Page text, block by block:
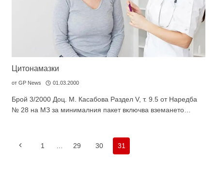
Цитонамазки
от GP News 01.03.2000
Брой 3/2000 Доц. М. Касабова Раздел V, т. 9.5 от Наредба
№ 28 на МЗ за минималния пакет включва вземането…
Навигация
Предишна
1 29 30 31